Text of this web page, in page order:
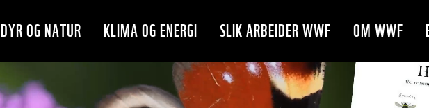
DYR OG NATUR KLIMA OG ENERGI SLIK ARBEIDER WWF OM WWF